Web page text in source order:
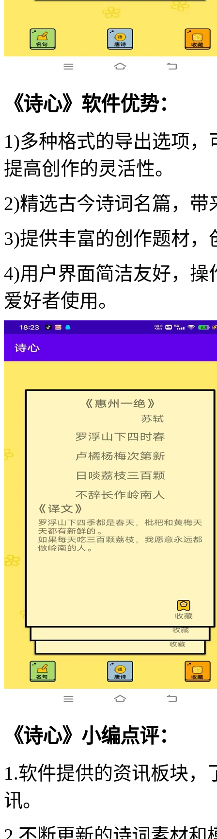
《诗心》软件优势：
1)多种格式的导出选项
提高创作的灵活性。
2)精选古今诗词名篇，
3)提供丰富的创作题材
4)用户界面简洁友好，
爱好者使用。
《诗心》小编点评：
1.软件提供的资讯板块
讯。